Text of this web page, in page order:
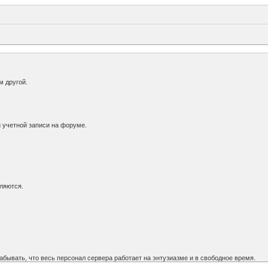
другой.
записи на форуме.
что весь персонал сервера работает на энтузиазме и в свободное время.